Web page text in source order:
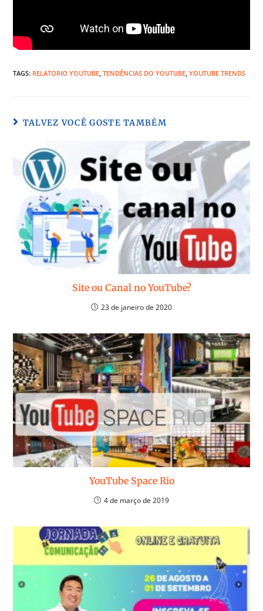
TAGS: RELATORIO YOUTUBE, TENDÊNCIAS DO YOUTUBE, YOUTUBE TRENDS
TALVEZ VOCÊ GOSTE TAMBÉM
Site ou Canal no YouTube?
23 de janeiro de 2020
YouTube Space Rio
4 de março de 2019